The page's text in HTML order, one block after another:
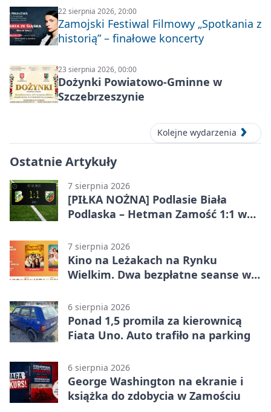
22 sierpnia 2026, 20:00
Zamojski Festiwal Filmowy „Spotkania z
historią” – finałowe koncerty
23 sierpnia 2026, 00:00
Dożynki Powiatowo-Gminne w
Szczebrzeszynie
Kolejne wydarzenia
Ostatnie Artykuły
7 sierpnia 2026
[PIŁKA NOŻNA] Podlasie Biała
Podlaska – Hetman Zamość 1:1 w
podział punktów po bezbramkowej
pierwszej połowie
7 sierpnia 2026
Kino na Leżakach na Rynku
Wielkim. Dwa bezpłatne seanse w
6 sierpnia 2026
Ponad 1,5 promila za kierownicą
Fiata Uno. Auto trafiło na parking
6 sierpnia 2026
George Washington na ekranie i
książka do zdobycia w Zamościu